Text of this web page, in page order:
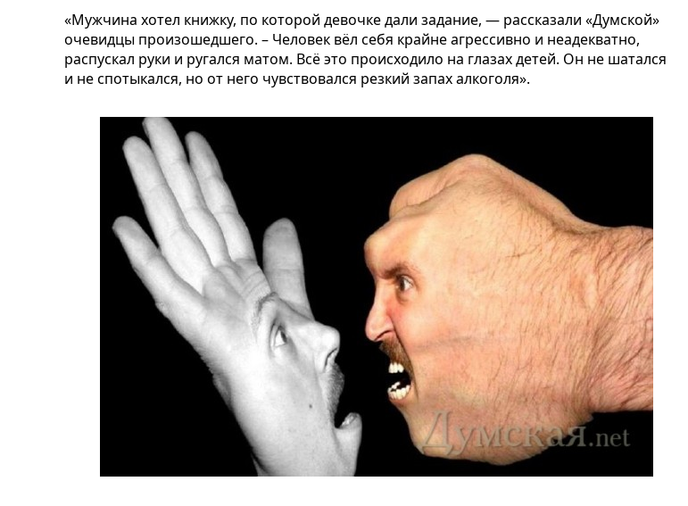
«Мужчина хотел книжку, по которой девочке дали задание, — рассказали «Думской»
очевидцы произошедшего. – Человек вёл себя крайне агрессивно и неадекватно,
распускал руки и ругался матом. Всё это происходило на глазах детей. Он не шатался
и не спотыкался, но от него чувствовался резкий запах алкоголя».